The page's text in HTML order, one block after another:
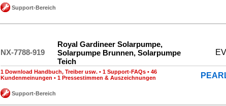
Support-Bereich
NX-7788-919
Royal Gardineer Solarpumpe,
Solarpumpe Brunnen, Solarpumpe
Teich
1 Download Handbuch, Treiber usw. • 1 Support-FAQs • 46
Kundenmeinungen • 1 Pressestimmen & Auszeichnungen
Support-Bereich